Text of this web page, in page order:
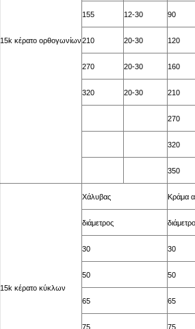
15k κέρατο ορθογωνίων
155 12-30 90
210 20-30 120
270 20-30 160
320 20-30 210
270
320
350
15k κέρατο κύκλων
Χάλυβας Κράμα
διάμετρος
30 30
50 50
65 65
75 75